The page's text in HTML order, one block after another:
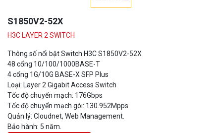
S1850V2-52X
H3C LAYER 2 SWITCH
Thông số nổi bật Switch H3C S1850V2-52X
48 cổng 10/100/1000BASE-T
4 cổng 1G/10G BASE-X SFP Plus
Loại: Layer 2 Gigabit Access Switch
Tốc độ chuyển mạch: 176Gbps
Tốc độ chuyển mạch gói: 130.952Mpps
Quản lý: Cloudnet, Web Management.
Bảo hành: 5 năm.